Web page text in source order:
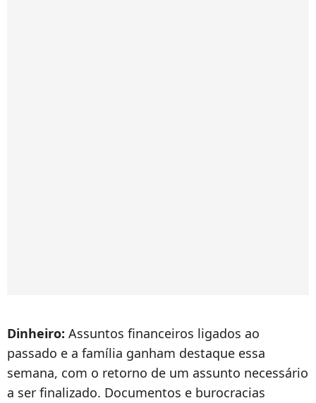
Dinheiro: Assuntos financeiros ligados ao
passado e a família ganham destaque essa
semana, com o retorno de um assunto necessário
a ser finalizado. Documentos e burocracias